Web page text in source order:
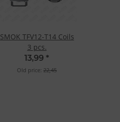
SMOK TFV12-T14 Coils
3 pcs.
13,99 *
Old price: 22,45